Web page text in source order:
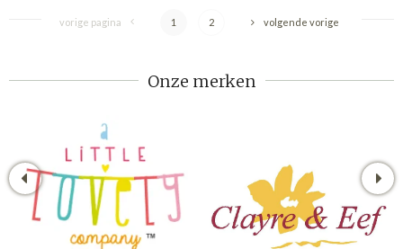
vorige pagina 1 2 volgende vorige
Onze merken